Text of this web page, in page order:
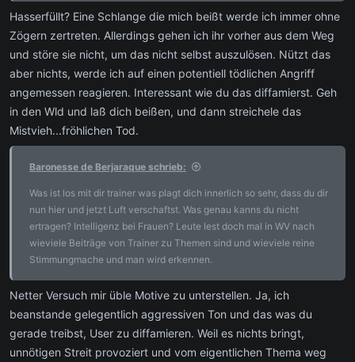
Hasserfüllt? Eine Schlange die mich beißt werde ich immer ohne
Zögern zertreten. Allerdings gehen ich ihr vorher aus dem Weg
und störe sie nicht, um das nicht selbst auszulösen. Nützt das
aber nichts, werde ich auf einen potentiell tödlichen Angriff
angemessen reagieren. Interessant wie du das diffamierst. Geh
in den Wld und laß dich beißen, und dann streichele das
Mistvieh...fröhlichen Tod.
Baronesse de Berjaraque schrieb:
Was ist los mit dir trainer was plagt dich innerlich so sehr, dass du dir
nun hier und jetzt Luft verschaftst. Was genau kanns du nicht
ertragen? Intelligenz bei Frauen? Leute lest doch mal in WV nach
wieviele Beiträge von Trainer zu Themen sind und wieviele reine
Stimmungmache und man wird erkennen.
Netter Versuch mir üble Motive zu unterstellen. Ja, ich
beanstande gelegentlich aggressiven Ton und das was du
gerade treibst, User zu diffamieren. Weil es nichts bringt,
unnötigen Streit provoziert und vom eigentlichen Thema weg